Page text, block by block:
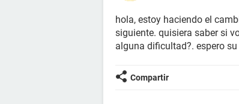
hola, estoy haciendo el
siguiente. quisiera saber si
alguna dificultad?. espero
Compartir